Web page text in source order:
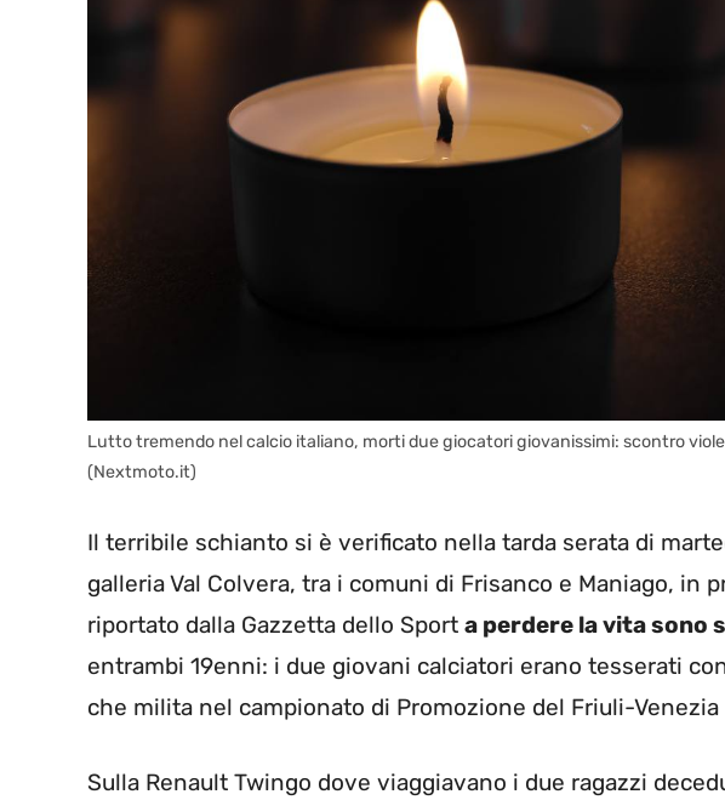
Lutto tremendo nel calcio italiano, morti due giocatori giovanissimi: scontro
(Nextmoto.it)
Il terribile schianto si è verificato nella tarda serata di
galleria Val Colvera, tra i comuni di Frisanco e Maniago, in
riportato dalla Gazzetta dello Sport a perdere la vita sono
entrambi 19enni: i due giovani calciatori erano tesserati
che milita nel campionato di Promozione del Friuli-Venezia
Sulla Renault Twingo dove viaggiavano i due ragazzi